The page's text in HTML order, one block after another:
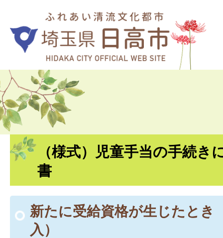
（様式）児童手当の手続き
書
新たに受給資格が生じたとき
入）